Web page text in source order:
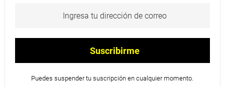
Puedes suspender tu suscripción en cualquier momento.